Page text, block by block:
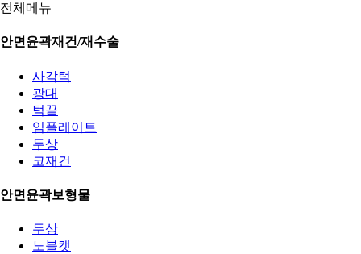
전체메뉴
안면윤곽재건/재수술
사각턱
광대
턱끝
임플레이트
두상
코재건
안면윤곽보형물
두상
노블캣